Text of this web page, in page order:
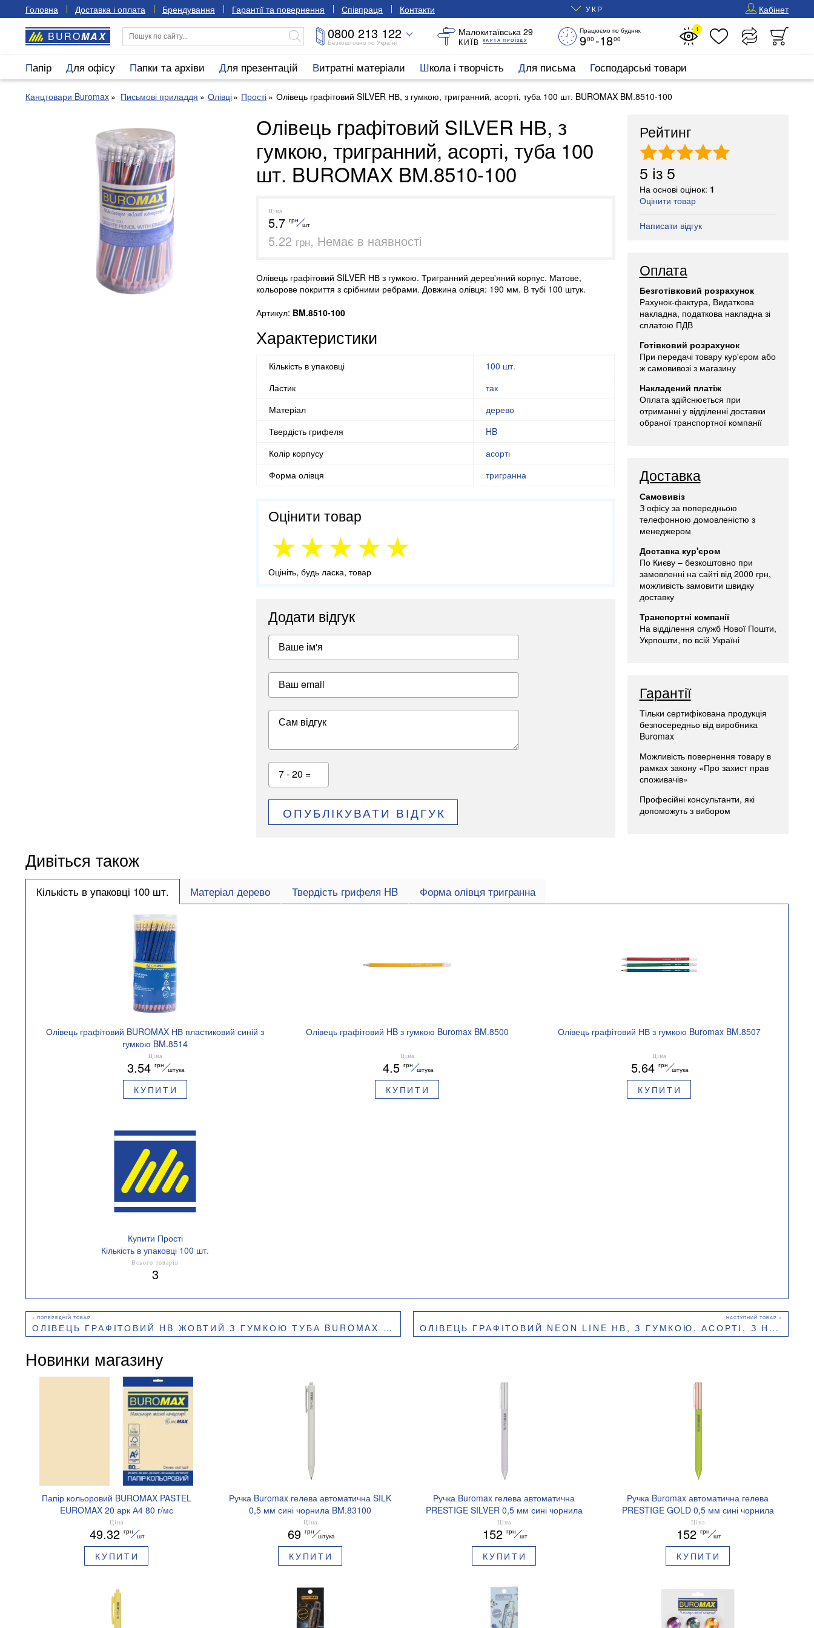
Головна Доставка і оплата Брендування Гарантії та повернення Співпраця Контакти УКР Кабінет
BUROMAX 0800 213 122
Безкоштовно по Україні
Малокитаївська 29
КИЇВ КАРТА ПРОЇЗДУ
Працюємо по буднях
900 -1800
1
Папір Для офісу Папки та архіви Для презентацій Витратні матеріали Школа і творчість Для письма Господарські товари
Канцтовари Buromax Письмові приладдя Олівці Прості Олівець графітовий SILVER НВ, з гумкою, тригранний, асорті, туба 100 шт. BUROMAX BM.8510-100
Олівець графітовий SILVER НВ, з
гумкою, тригранний, асорті, туба 100
шт. BUROMAX BM.8510-100
Ціна
5.7 грн
шт
5.22 грн, Немає в наявності
Олівець графітовий SILVER НВ з гумкою. Тригранний дерев'яний корпус. Матове,
кольорове покриття з срібними ребрами. Довжина олівця: 190 мм. В тубі 100 штук.
Артикул: BM.8510-100
Характеристики
Кількість в упаковці
100 шт.
Ластик
так
Матеріал
дерево
Твердість грифеля
HB
Колір корпусу
асорті
Форма олівця
тригранна
Оцінити товар
Оцініть, будь ласка, товар
Додати відгук
Ваше ім'я
Ваш email
Сам відгук
7 - 20 =
ОПУБЛІКУВАТИ ВІДГУК
Рейтинг
5 із 5
На основі оцінок: 1
Оцінити товар
Написати відгук
Оплата
Безготівковий розрахунок
Рахунок-фактура, Видаткова
накладна, податкова накладна зі
сплатою ПДВ
Готівковий розрахунок
При передачі товару кур'єром або
ж самовивозі з магазину
Накладений платіж
Оплата здійснюється при
отриманні у відділенні доставки
обраної транспортної компанії
Доставка
Самовивіз
З офісу за попередньою
телефонною домовленістю з
менеджером
Доставка кур'єром
По Києву – безкоштовно при
замовленні на сайті від 2000 грн,
можливість замовити швидку
доставку
Транспортні компанії
На відділення служб Нової Пошти,
Укрпошти, по всій Україні
Гарантії
Тільки сертифікована продукція
безпосередньо від виробника
Buromax
Можливість повернення товару в
рамках закону «Про захист прав
споживачів»
Професійні консультанти, які
допоможуть з вибором
Дивіться також
Кількість в упаковці 100 шт. Матеріал дерево Твердість грифеля HB Форма олівця тригранна
Олівець графітовий BUROMAX НВ пластиковий синій з
гумкою BM.8514
Ціна
3.54 грн
штука
КУПИТИ
Олівець графітовий HB з гумкою Buromax BM.8500
Ціна
4.5 грн
штука
КУПИТИ
Олівець графітовий НВ з гумкою Buromax BM.8507
Ціна
5.64 грн
штука
КУПИТИ
Купити Прості
Кількість в упаковці 100 шт.
Всього товарів
3
ОЛІВЕЦЬ ГРАФІТОВИЙ HB ЖОВТИЙ З ГУМКОЮ ТУБА BUROMAX BM.8515 ОЛІВЕЦЬ ГРАФІТОВИЙ NEON LINE НВ, З ГУМКОЮ, АСОРТІ, З НЕОНОВОЮ СМУГОЮ, БЛІСТЕР 4 ШТ., BUROMAX BM.8508-4
Новинки магазину
Папір кольоровий BUROMAX PASTEL
EUROMAX 20 арк А4 80 г/мс
BM.2721220E-08
Ціна
49.32 грн
шт
КУПИТИ
Ручка Buromax гелева автоматична SILK
0,5 мм сині чорнила BM.83100
Ціна
69 грн
штука
КУПИТИ
Ручка Buromax гелева автоматична
PRESTIGE SILVER 0,5 мм сині чорнила
BM.83102
Ціна
152 грн
шт
КУПИТИ
Ручка Buromax автоматична гелева
PRESTIGE GOLD 0,5 мм сині чорнила
BM.83101
Ціна
152 грн
шт
КУПИТИ